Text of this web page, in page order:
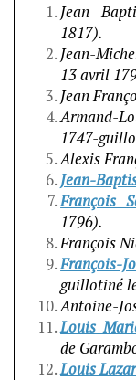
Jean
1817).
Jean-
13 avril
Jean
Armand-
1747-
Alexis
Jean-
François
1796).
François
François-
guillotiné
Antoine-
Louis
de
Louis